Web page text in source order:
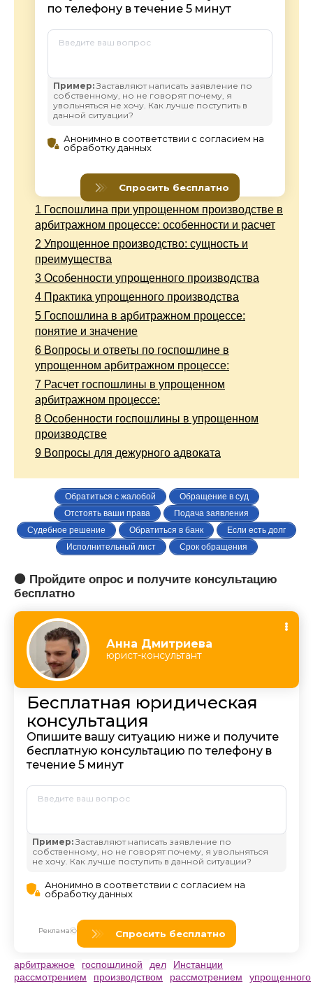
1 Госпошлина при упрощенном производстве в
арбитражном процессе: особенности и расчет
2 Упрощенное производство: сущность и
преимущества
3 Особенности упрощенного производства
4 Практика упрощенного производства
5 Госпошлина в арбитражном процессе:
понятие и значение
6 Вопросы и ответы по госпошлине в
упрощенном арбитражном процессе:
7 Расчет госпошлины в упрощенном
арбитражном процессе:
8 Особенности госпошлины в упрощенном
производстве
9 Вопросы для дежурного адвоката
Обратиться с жалобой
Обращение в суд
Отстоять ваши права
Подача заявления
Судебное решение
Обратиться в банк
Если есть долг
Исполнительный лист
Срок обращения
🟠 Пройдите опрос и получите консультацию
бесплатно
арбитражное госпошлиной дел
Инстанции
рассмотрением
производством рассмотрением упрощенного